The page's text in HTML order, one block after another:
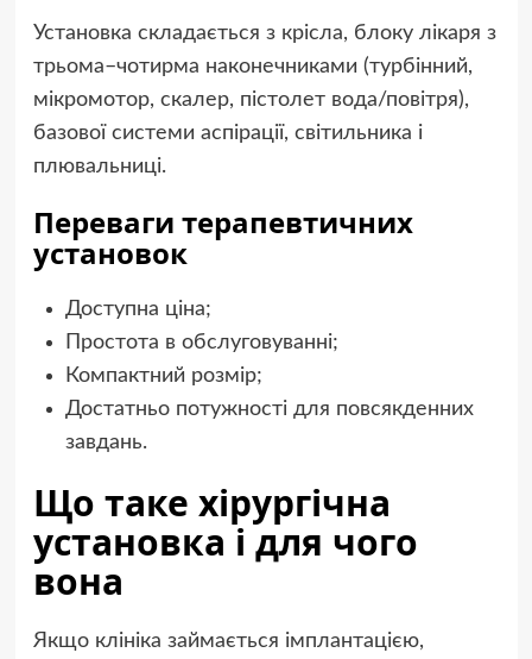
Установка складається з крісла, блоку лікаря з
трьома–чотирма наконечниками (турбінний,
мікромотор, скалер, пістолет вода/повітря),
базової системи аспірації, світильника і
плювальниці.
Переваги терапевтичних
установок
Доступна ціна;
Простота в обслуговуванні;
Компактний розмір;
Достатньо потужності для повсякденних
завдань.
Що таке хірургічна
установка і для чого
вона
Якщо клініка займається імплантацією,